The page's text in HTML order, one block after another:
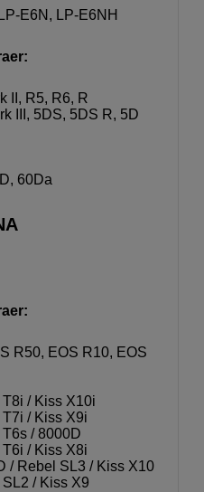
E6N, LP-E6NH
II, R5, R6, R
III, 5DS, 5DS R, 5D
60Da
R50, EOS R10, EOS
/ Kiss X10i
/ Kiss X9i
/ 8000D
/ Kiss X8i
/ Rebel SL3 / Kiss X10
/ Kiss X9